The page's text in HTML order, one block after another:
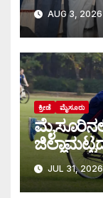
AUG 3, 2026
ಕ್ರೀಡೆ ಮೈಸೂರು
JUL 31,